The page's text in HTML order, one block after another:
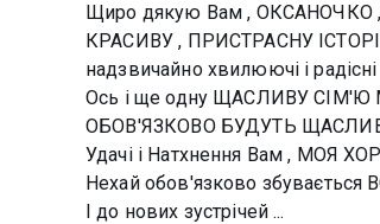
Щиро дякую Вам , ОКСАНОЧКО
КРАСИВУ , ПРИСТРАСНУ
надзвичайно хвилюючі і
Ось і ще одну ЩАСЛИВУ
ОБОВ'ЯЗКОВО БУДУТЬ
Удачі і Натхнення Вам , МОЯ
Нехай обов'язково
І до нових зустрічей ...